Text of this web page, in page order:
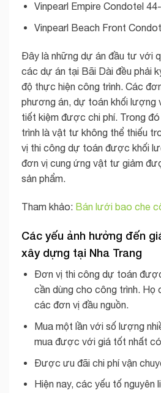
Vinpearl Empire Condotel
Vinpearl Beach Front
Đây là những dự án đầu tư với
các dự án tại Bãi Dài đều phải
độ thực hiện công trình. Các
phương án, dự toán khối
tiết kiệm được chi phí. Trong
trình là vật tư không thể thiếu
vị thi công dự toán được khối
đơn vị cung ứng vật tư giảm
sản phẩm.
Tham khảo: Bán lưới bao che
Các yếu ảnh hưởng đến
xây dựng tại Nha Trang
Đơn vị thi công dự toán
cần dùng cho công trình. Họ
các đơn vị đầu nguồn.
Mua một lần với số lượng
mua được với giá tốt nhất
Được ưu đãi chi phí vận
Hiện nay, các yếu tố nguyên